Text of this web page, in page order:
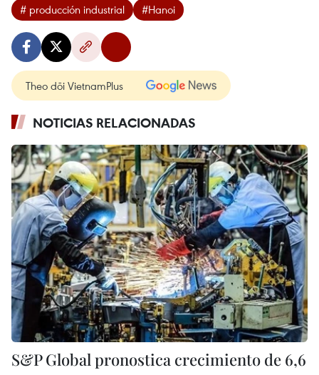
# producción industrial #Hanoi
Theo dõi VietnamPlus
NOTICIAS RELACIONADAS
S&P Global pronostica crecimiento de 6,6